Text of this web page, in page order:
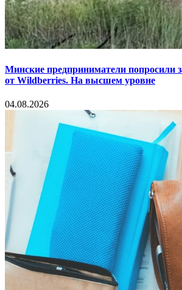
Минские предприниматели попросили
от Wildberries. На высшем уровне
04.08.2026